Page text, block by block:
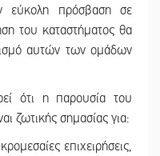
εύκολη πρόσβαση σε
του καταστήματος θα
αυτών των ομάδων
ότι η παρουσία του
ζωτικής σημασίας για:
επιχειρήσεις,